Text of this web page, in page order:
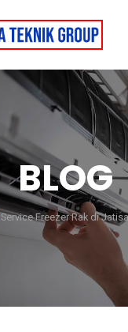
BLOG
Service Freezer Rak di